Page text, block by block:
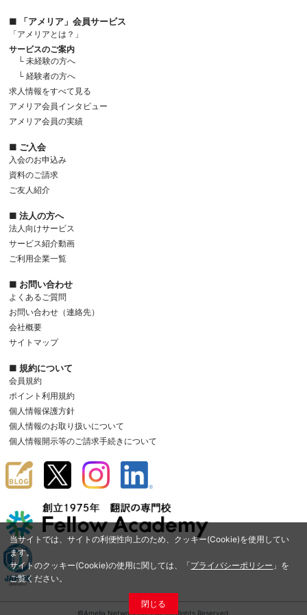
当サイトでは、サイトの利便性向上のため、クッキー(Cookie)を使用してい
ます。
サイトのクッキー(Cookie)の使用に関しては、「プライバシーポリシー 」を
ご覧ください。
閉じる
■ 「アメリア」会員サービス
「アメリアとは？」
サービスのご案内
└ 未経験の方へ
└ 経験者の方へ
求人情報をすべて見る
アメリア会員インタビュー
アメリア会員の実績
■ ご入会
入会のお申込み
資料のご請求
ご友人紹介
■ 法人の方へ
法人向けサービス
サービス紹介動画
ご利用企業一覧
■ お問い合わせ
よくあるご質問
お問い合わせ（連絡先）
会社概要
サイトマップ
■ 規約について
会員規約
ポイント利用規約
個人情報保護方針
個人情報のお取り扱いについて
個人情報開示等のご請求手続きについて
©Amelia Network Co.,Ltd. All Rights Reserved.